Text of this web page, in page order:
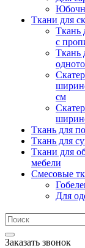
Ткани для
Ткань
с
Ткань
см
Ткань для
Ткань для
Ткани для
мебели
Смесовые
Для
Заказать звонок